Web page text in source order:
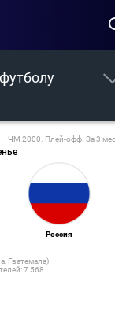
ЧМ 2000. Плей-офф. За 3
Россия
Гватемала)
7 568